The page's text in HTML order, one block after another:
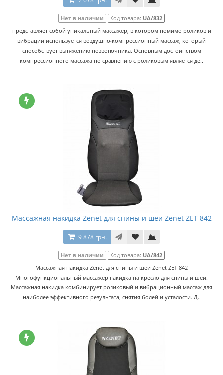
Нет в наличии Код товара: UA/832
представляет собой уникальный массажер, в котором помимо роликов и
вибрации используется воздушно-компрессионный массаж, который
способствует вытяжению позвоночника. Основным достоинством
компрессионного массажа по сравнению с роликовым является де..
Массажная накидка Zenet для спины и шеи Zenet ZET 842
9 878 грн.
Нет в наличии Код товара: UA/842
Массажная накидка Zenet для спины и шеи Zenet ZET 842
Многофункциональный массажер накидка на кресло для спины и шеи.
Массажная накидка комбинирует роликовый и вибрационный массаж для
наиболее эффективного результата, снятия болей и усталости. Д..